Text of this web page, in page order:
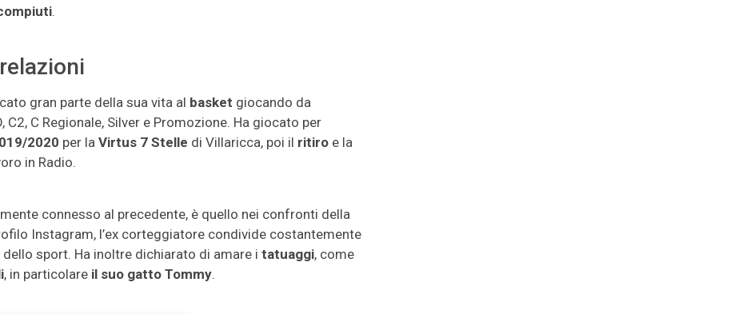
.
gran parte della sua vita al basket giocando da
C2, C Regionale, Silver e Promozione. Ha giocato per
2020 per la Virtus 7 Stelle di Villaricca, poi il ritiro e la
in Radio.
connesso al precedente, è quello nei confronti della
Instagram, l’ex corteggiatore condivide costantemente
sport. Ha inoltre dichiarato di amare i tatuaggi, come
, in particolare il suo gatto Tommy.